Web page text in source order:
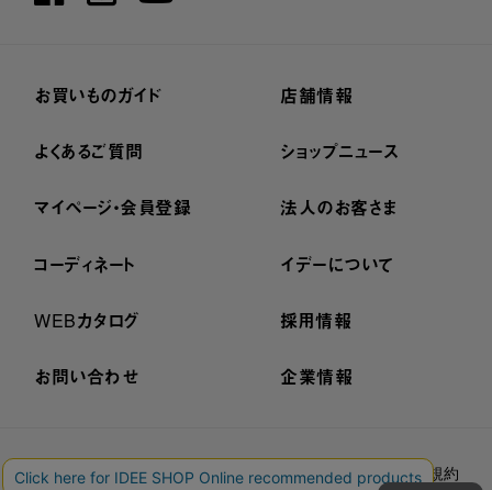
お買いものガイド
よくあるご質問
マイページ・会員登録
コーディネート
WEBカタログ
お問い合わせ
店舗情報
ショップニュース
法人のお客さま
イデーについて
採用情報
企業情報
プライバシーポリシー 外部送信ポリシー ご利用規約